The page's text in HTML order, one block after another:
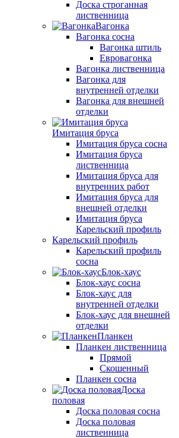
Доска строганная
лиственница
Вагонка
Вагонка сосна
Вагонка штиль
Евровагонка
Вагонка лиственница
Вагонка для
внутренней отделки
Вагонка для внешней
отделки
Имитация бруса
Имитация бруса сосна
Имитация бруса
лиственница
Имитация бруса для
внутренних работ
Имитация бруса для
внешней отделки
Имитация бруса
Карельский профиль
Карельский профиль
Карельский профиль
сосна
Блок-хаус
Блок-хаус сосна
Блок-хаус для
внутренней отделки
Блок-хаус для внешней
отделки
Планкен
Планкен лиственница
Прямой
Скошенный
Планкен сосна
Доска
половая
Доска половая сосна
Доска половая
лиственница